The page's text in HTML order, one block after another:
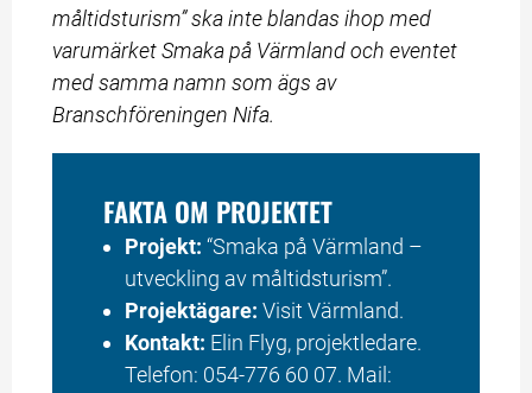
måltidsturism” ska inte blandas ihop med
varumärket Smaka på Värmland och eventet
med samma namn som ägs av
Branschföreningen Nifa.
FAKTA OM PROJEKTET
Projekt: “Smaka på Värmland –
utveckling av måltidsturism”.
Projektägare: Visit Värmland.
Kontakt: Elin Flyg, projektledare.